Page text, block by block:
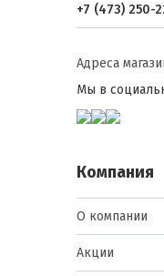
+7 (473) 250-
Адреса
Мы в
Компания
О компании
Акции